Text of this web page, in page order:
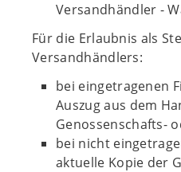
Versandhändler -
Für die Erlaubnis als
Versandhändlers:
bei eingetragenen
Auszug aus dem
Genossenschafts-
bei nicht
aktuelle Kopie der